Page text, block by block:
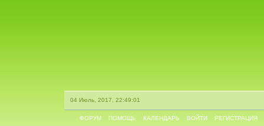
04 Июль, 2017, 22:49:01
ФОРУМ ПОМОЩЬ КАЛЕНДАРЬ ВОЙТИ РЕГИСТРАЦИЯ